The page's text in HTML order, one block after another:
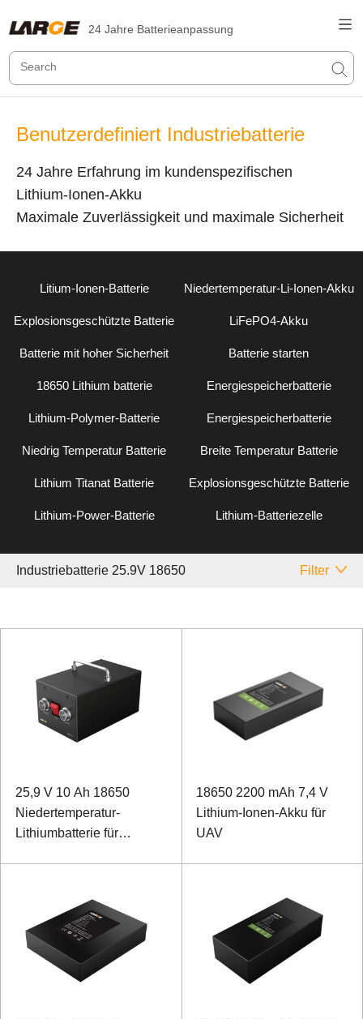
24 Jahre Batterieanpassung
Benutzerdefiniert Industriebatterie
24 Jahre Erfahrung im kundenspezifischen
Lithium-Ionen-Akku
Maximale Zuverlässigkeit und maximale Sicherheit
Litium-Ionen-Batterie Niedertemperatur-Li-Ionen-Akku
Explosionsgeschützte Batterie LiFePO4-Akku
Batterie mit hoher Sicherheit Batterie starten
18650 Lithium batterie Energiespeicherbatterie
Lithium-Polymer-Batterie Energiespeicherbatterie
Niedrig Temperatur Batterie Breite Temperatur Batterie
Lithium Titanat Batterie Explosionsgeschützte Batterie
Lithium-Power-Batterie Lithium-Batteriezelle
Industriebatterie 25.9V 18650 Filter
25,9 V 10 Ah 18650
Niedertemperatur-
Lithiumbatterie für
18650 2200 mAh 7,4 V
Lithium-Ionen-Akku für
UAV